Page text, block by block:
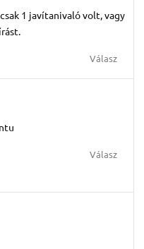
1 javítanivaló volt, vagy
Válasz
Válasz